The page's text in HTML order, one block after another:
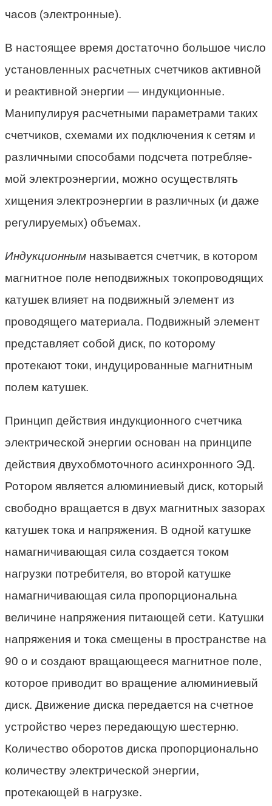
часов (электронные).
В настоящее время достаточно большое число
установленных расчет­ных счетчиков активной
и реактивной энергии — индукционные.
Манипулируя расчетными параметрами таких
счетчиков, схемами их подключения к сетям и
различными способами подсчета потребляе­
мой электроэнергии, можно осуществлять
хищения электроэнергии в различных (и даже
регулируемых) объемах.
Индукционным называется счетчик, в котором
магнитное поле неподвижных токопроводящих
катушек влияет на подвижный элемент из
проводящего материала. Подвижный элемент
представляет собой диск, по которому
протекают токи, индуцированные магнитным
полем катушек.
Принцип действия индукционного счетчика
электрической энергии основан на принципе
действия двухобмоточного асинхронного ЭД.
Ротором является алюминиевый диск, который
свободно вращается в двух магнитных зазорах
катушек тока и напряжения. В одной катушке
намагничивающая сила создается током
нагрузки потребителя, во второй катушке
намагничивающая сила пропорциональна
величине напряжения питающей сети. Катушки
напряжения и тока смещены в пространстве на
90 о и создают вращающееся магнитное поле,
которое приводит во вращение алюминиевый
диск. Движение диска передается на счетное
устройство через передающую шестерню.
Количество оборотов диска пропорционально
количеству электрической энергии,
протекающей в нагрузке.